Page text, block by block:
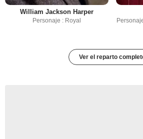
William Jackson Harper
Personaje : Royal
Ver el reparto